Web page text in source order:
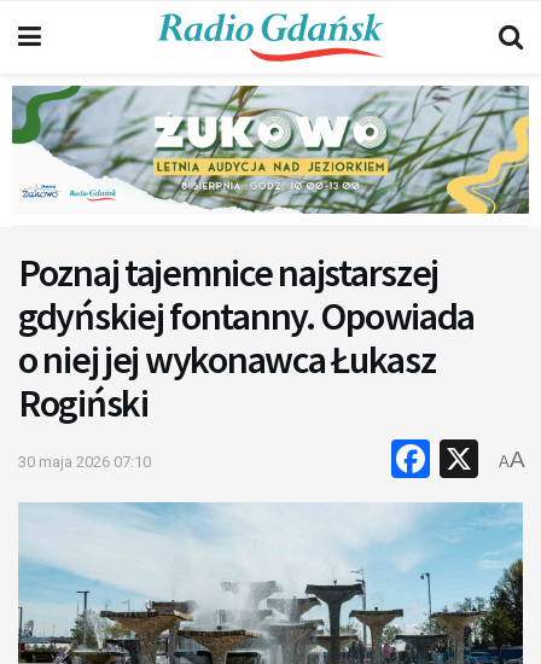
Poznaj tajemnice najstarszej
gdyńskiej fontanny. Opowiada
o niej jej wykonawca Łukasz
Rogiński
30 maja 2026 07:10 X
AA